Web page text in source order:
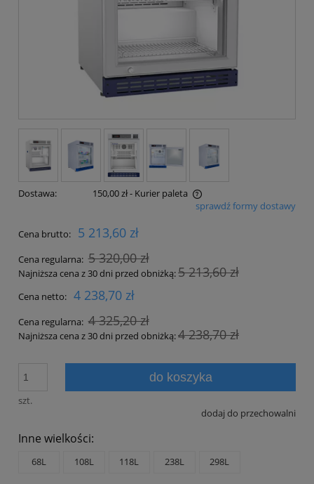
Dostawa: 150,00 zł- Kurier paleta
Cena nie zawiera ewentualnych kosztów płatnościsprawdź formy dostawy
Cena brutto: 5 213,60 zł
Cena regularna: 5 320,00 zł
Najniższa cena z 30 dni przed obniżką:5 213,60 zł
Cena netto: 4 238,70 zł
Cena regularna: 4 325,20 zł
Najniższa cena z 30 dni przed obniżką:4 238,70 zł
szt.
do koszyka
dodaj do przechowalni
Inne wielkości:
68L 108L 118L 238L 298L